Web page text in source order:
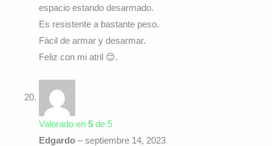
espacio estando desarmado.
Es resistente a bastante peso.
Fácil de armar y desarmar.
Feliz con mi atril 😊.
Valorado en 5de 5
Edgardo – septiembre 14, 2023